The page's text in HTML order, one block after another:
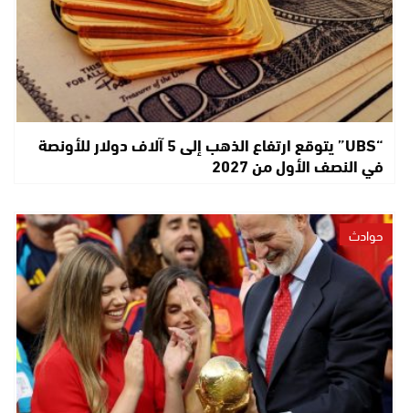
“UBS” يتوقع ارتفاع الذهب إلى 5 آلاف دولار للأونصة
في النصف الأول من 2027
حوادث